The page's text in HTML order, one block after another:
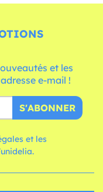
et les
e-mail !
S'ABONNER
et les